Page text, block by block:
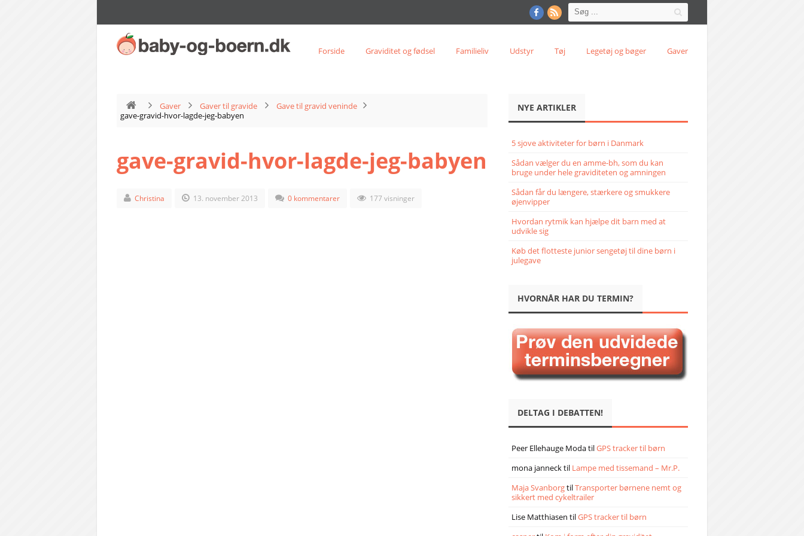
Forside Graviditet og fødsel Familieliv Udstyr Tøj Legetøj og bøger Gaver
Gaver Gaver til gravide
Gave til gravid veninde
gave-gravid-hvor-lagde-jeg-babyen
gave-gravid-hvor-lagde-jeg-babyen
Christina 13. november 2013 0 kommentarer 177 visninger
NYE ARTIKLER
5 sjove aktiviteter for børn i Danmark
Sådan vælger du en amme-bh, som du kan
bruge under hele graviditeten og amningen
Sådan får du længere, stærkere og smukkere
øjenvipper
Hvordan rytmik kan hjælpe dit barn med at
udvikle sig
Køb det flotteste junior sengetøj til dine børn i
julegave
HVORNÅR HAR DU TERMIN?
DELTAG I DEBATTEN!
Peer Ellehauge ModatilGPS tracker til børn
mona jannecktil Lampe med tissemand – Mr.P.
Maja SvanborgtilTransporter børnene nemt og
sikkert med cykeltrailer
Lise Matthiasen tilGPS tracker til børn